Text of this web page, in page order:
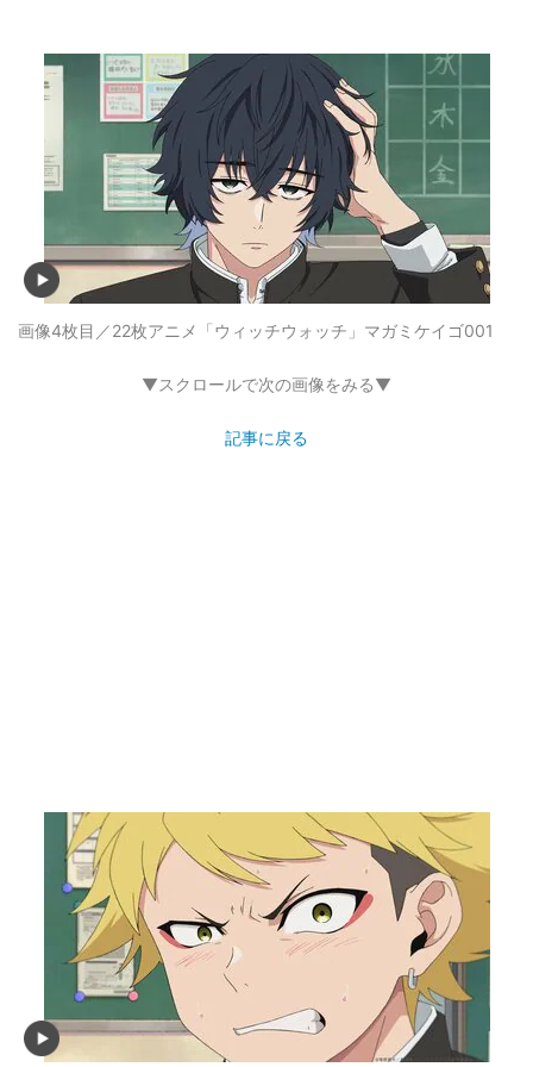
画像4枚目／22枚アニメ「ウィッチウォッチ」マガミケイゴ001
▼スクロールで次の画像をみる▼
記事に戻る